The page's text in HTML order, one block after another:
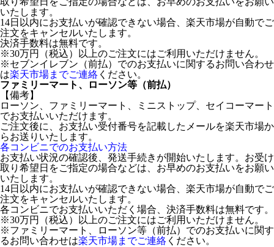
いたします。
14日以内にお支払いが確認できない場合、楽天市場が自動でご
注文をキャンセルいたします。
決済手数料は無料です。
※30万円（税込）以上のご注文にはご利用いただけません。
※セブンイレブン（前払）でのお支払いに関するお問い合わせ
は楽天市場までご連絡 ください。
ファミリーマート、ローソン等（前払）
【備考】
ローソン、ファミリーマート、ミニストップ、セイコーマート
でお支払いいただけます。
ご注文後に、お支払い受付番号を記載したメールを楽天市場か
らお送りいたします。
各コンビニでのお支払い方法
お支払い状況の確認後、発送手続きが開始いたします。お受け
取り希望日をご指定の場合などは、お早めのお支払いをお願い
いたします。
14日以内にお支払いが確認できない場合、楽天市場が自動でご
注文をキャンセルいたします。
各コンビニでお支払いいただく場合、決済手数料は無料です。
※30万円（税込）以上のご注文にはご利用いただけません。
※ファミリーマート、ローソン等（前払）でのお支払いに関す
るお問い合わせは楽天市場までご連絡 ください。